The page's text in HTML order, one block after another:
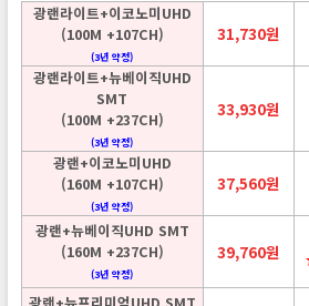
광랜라이트+이코노미UHD
(100M +107CH)
(3년 약정)
31,730원
광랜라이트+뉴베이직UHD
SMT
(100M +237CH)
(3년 약정)
33,930원
광랜+이코노미UHD
(160M +107CH)
(3년 약정)
37,560원
광랜+뉴베이직UHD SMT
(160M +237CH)
(3년 약정)
39,760원
광랜+뉴프리미엄UHD SMT